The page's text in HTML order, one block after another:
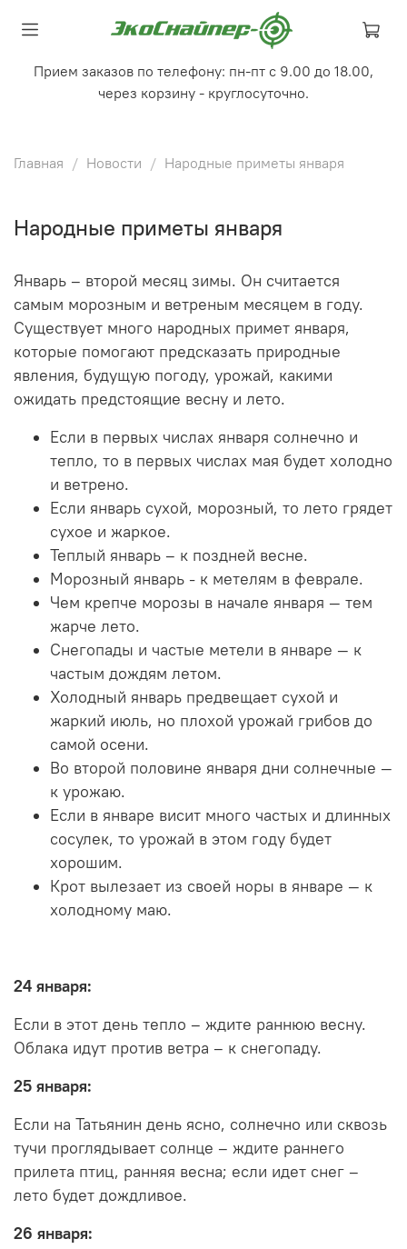
Прием заказов по телефону: пн-пт с 9.00 до 18.00,
через корзину - круглосуточно.
Главная Новости Народные приметы января
Народные приметы января
Январь – второй месяц зимы. Он считается
самым морозным и ветреным месяцем в году.
Существует много народных примет января,
которые помогают предсказать природные
явления, будущую погоду, урожай, какими
ожидать предстоящие весну и лето.
Если в первых числах января солнечно и
тепло, то в первых числах мая будет холодно
и ветрено.
Если январь сухой, морозный, то лето грядет
сухое и жаркое.
Теплый январь – к поздней весне.
Морозный январь - к метелям в феврале.
Чем крепче морозы в начале января — тем
жарче лето.
Снегопады и частые метели в январе — к
частым дождям летом.
Холодный январь предвещает сухой и
жаркий июль, но плохой урожай грибов до
самой осени.
Во второй половине января дни солнечные —
к урожаю.
Если в январе висит много частых и длинных
сосулек, то урожай в этом году будет
хорошим.
Крот вылезает из своей норы в январе — к
холодному маю.
24 января:
Если в этот день тепло – ждите раннюю весну.
Облака идут против ветра – к снегопаду.
25 января:
Если на Татьянин день ясно, солнечно или сквозь
тучи проглядывает солнце – ждите раннего
прилета птиц, ранняя весна; если идет снег –
лето будет дождливое.
26 января: